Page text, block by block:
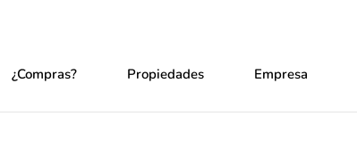
¿Compras? Propiedades Empresa